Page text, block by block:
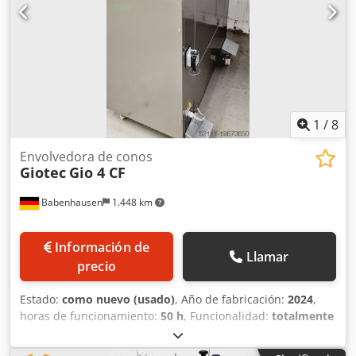
1 /8
Babenhausen 1.448 km
Envolvedora de conos
Giotec Gio 4 CF
Información de
precio
Llamar
Estado: como nuevo (usado), Año de fabricación: 2024,
horas de funcionamiento: 50 h, Funcionalidad: totalmente
, tensión de entrada:
hasta:06/2027, anchura de trabajo:550 mm, ancho de